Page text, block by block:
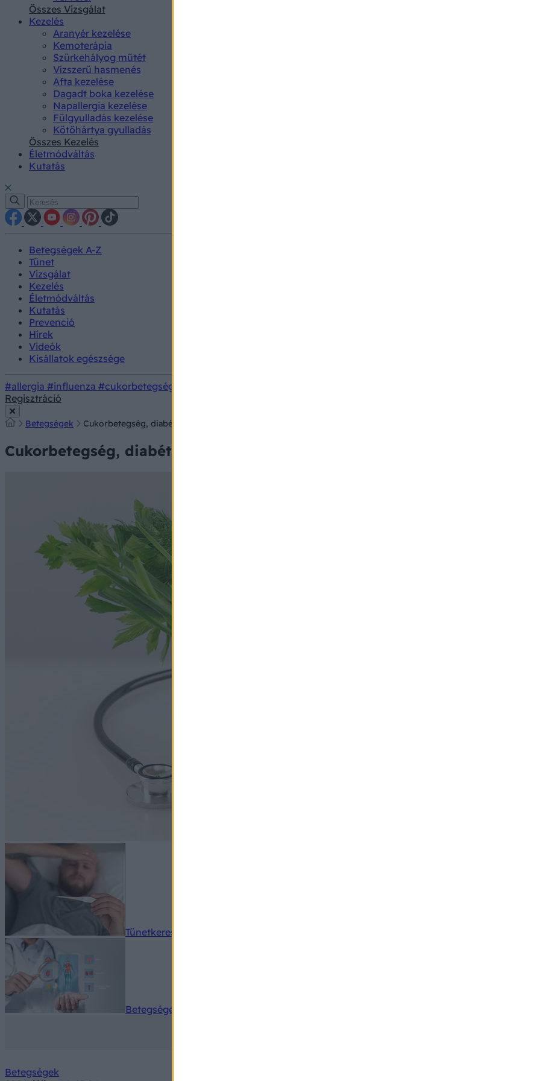
Összes Vizsgálat
Kezelés
Aranyér kezelése
Kemoterápia
Szürkehályog műtét
Vízszerű hasmenés
Afta kezelése
Dagadt boka kezelése
Napallergia kezelése
Fülgyulladás kezelése
Kötőhártya gyulladás
Összes Kezelés
Életmódváltás
Kutatás
Betegségek A-Z
Tünet
Vizsgálat
Kezelés
Életmódváltás
Kutatás
Prevenció
Hírek
Videók
Kisállatok egészsége
#allergia #influenza #cukorbetegség
Regisztráció
Betegségek Cukorbetegség, diabétesz - ez a 7 vitamin segíthet az orvos szerint is
Cukorbetegség, diabétesz - ez a 7 vitamin segíthet az orvos szerint is
Tünetkereső
Betegségek A-Z
Betegségek